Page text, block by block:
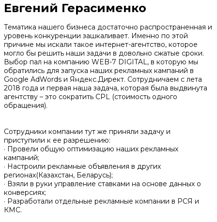
Евгений Герасименко
Тематика нашего бизнеса достаточно распространенная и
уровень конкуренции зашкаливает. Именно по этой
причине мы искали такое интернет-агентство, которое
могло бы решить наши задачи в довольно сжатые сроки.
Выбор пал на компанию WEB-7 DIGITAL, в которую мы
обратились для запуска наших рекламных кампаний в
Google AdWords и Яндекс.Директ. Сотрудничаем с лета
2018 года и первая наша задача, которая была выдвинута
агентству – это сократить CPL (стоимость одного
обращения).
Сотрудники компании тут же приняли задачу и
приступили к ее разрешению:
· Провели общую оптимизацию наших рекламных
кампаний;
· Настроили рекламные объявления в других
регионах(Казахстан, Беларусь);
· Взяли в руки управление ставками на основе данных о
конверсиях;
· Разработали отдельные рекламные компании в РСЯ и
КМС.